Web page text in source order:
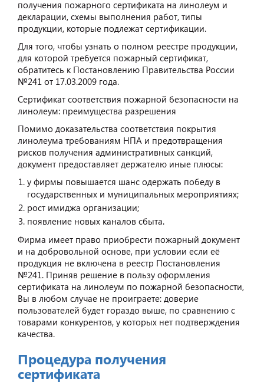
получения пожарного сертификата на линолеум и
декларации, схемы выполнения работ, типы
продукции, которые подлежат сертификации.
Для того, чтобы узнать о полном реестре продукции,
для которой требуется пожарный сертификат,
обратитесь к Постановлению Правительства России
№241 от 17.03.2009 года.
Сертификат соответствия пожарной безопасности на
линолеум: преимущества разрешения
Помимо доказательства соответствия покрытия
линолеума требованиям НПА и предотвращения
рисков получения административных санкций,
документ предоставляет держателю иные плюсы:
у фирмы повышается шанс одержать победу в
государственных и муниципальных мероприятиях;
рост имиджа организации;
появление новых каналов сбыта.
Фирма имеет право приобрести пожарный документ
и на добровольной основе, при условии если её
продукция не включена в реестр Постановления
№241. Приняв решение в пользу оформления
сертификата на линолеум по пожарной безопасности,
Вы в любом случае не проиграете: доверие
пользователей будет гораздо выше, по сравнению с
товарами конкурентов, у которых нет подтверждения
качества.
Процедура получения
сертификата